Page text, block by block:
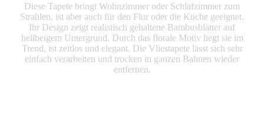
Diese Tapete bringt Wohnzimmer oder Schlafzimmer zum
Strahlen, ist aber auch für den Flur oder die Küche geeignet.
Ihr Design zeigt realistisch gehaltene Bambusblätter auf
hellbeigem Untergrund. Durch das florale Motiv liegt sie im
Trend, ist zeitlos und elegant. Die Vliestapete lässt sich sehr
einfach verarbeiten und trocken in ganzen Bahnen wieder
entfernen.